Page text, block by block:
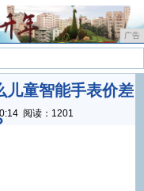
广告
儿童智能手表价差
阅读：1201